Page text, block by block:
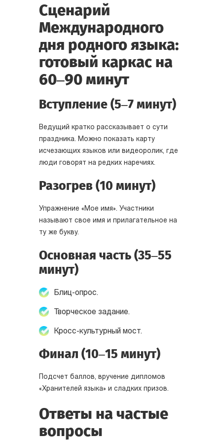
Сценарий
Международного
дня родного языка:
готовый каркас на
60–90 минут
Вступление (5–7 минут)
Ведущий кратко рассказывает о сути
праздника. Можно показать карту
исчезающих языков или видеоролик, где
люди говорят на редких наречиях.
Разогрев (10 минут)
Упражнение «Мое имя». Участники
называют свое имя и прилагательное на
ту же букву.
Основная часть (35–55
минут)
Блиц-опрос.
Творческое задание.
Кросс-культурный мост.
Финал (10–15 минут)
Подсчет баллов, вручение дипломов
«Хранителей языка» и сладких призов.
Ответы на частые
вопросы